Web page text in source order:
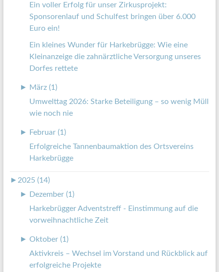
Ein voller Erfolg für unser Zirkusprojekt:
Sponsorenlauf und Schulfest bringen über 6.000
Euro ein!
Ein kleines Wunder für Harkebrügge: Wie eine
Kleinanzeige die zahnärztliche Versorgung unseres
Dorfes rettete
► März (1)
Umwelttag 2026: Starke Beteiligung – so wenig Müll
wie noch nie
► Februar (1)
Erfolgreiche Tannenbaumaktion des Ortsvereins
Harkebrügge
► 2025 (14)
► Dezember (1)
Harkebrügger Adventstreff - Einstimmung auf die
vorweihnachtliche Zeit
► Oktober (1)
Aktivkreis – Wechsel im Vorstand und Rückblick auf
erfolgreiche Projekte